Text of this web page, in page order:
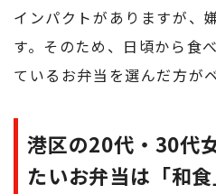
インパクトがありますが、
す。そのため、日頃から食
ているお弁当を選んだ方が
港区の20代・30代
たいお弁当は「和食